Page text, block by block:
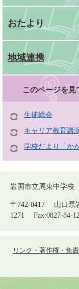
おたより
地域連携
このページを見
生徒総会
キャリア教育講
学校だより「か
岩国市立周東中学校
〒742-0417 山口県
1271 Fax:0827-84-
リンク・著作権・免